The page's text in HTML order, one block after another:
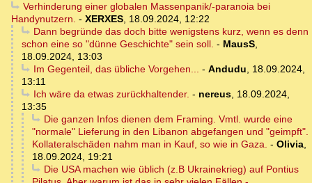
Verhinderung einer globalen Massenpanik/-paranoia bei
Handynutzern. - XERXES, 18.09.2024, 12:22
Dann begründe das doch bitte wenigstens kurz, wenn es denn
schon eine so "dünne Geschichte" sein soll. - MausS,
18.09.2024, 13:03
Im Gegenteil, das übliche Vorgehen... - Andudu, 18.09.2024,
13:11
Ich wäre da etwas zurückhaltender. - nereus, 18.09.2024,
13:35
Die ganzen Infos dienen dem Framing. Vmtl. wurde eine
"normale" Lieferung in den Libanon abgefangen und "geimpft".
Kollateralschäden nahm man in Kauf, so wie in Gaza. - Olivia,
18.09.2024, 19:21
Die USA machen wie üblich (z.B Ukrainekrieg) auf Pontius